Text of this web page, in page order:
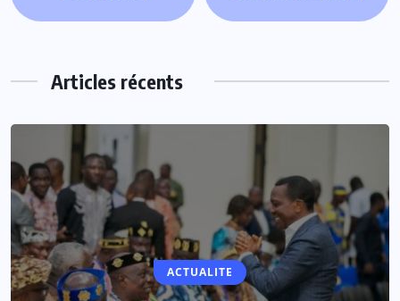
Articles récents
ACTUALITE